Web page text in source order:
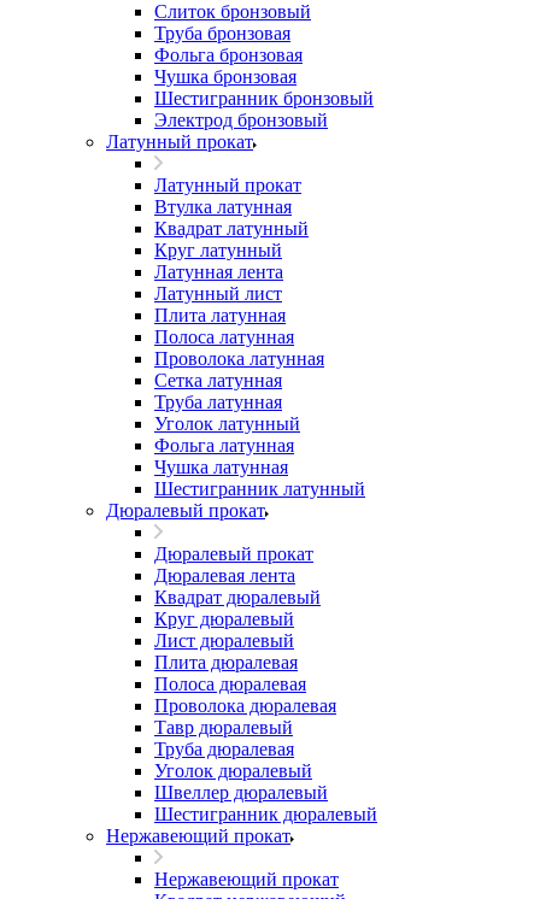
Слиток бронзовый
Труба бронзовая
Фольга бронзовая
Чушка бронзовая
Шестигранник бронзовый
Электрод бронзовый
Латунный прокат
Латунный прокат
Втулка латунная
Квадрат латунный
Круг латунный
Латунная лента
Латунный лист
Плита латунная
Полоса латунная
Проволока латунная
Сетка латунная
Труба латунная
Уголок латунный
Фольга латунная
Чушка латунная
Шестигранник латунный
Дюралевый прокат
Дюралевый прокат
Дюралевая лента
Квадрат дюралевый
Круг дюралевый
Лист дюралевый
Плита дюралевая
Полоса дюралевая
Проволока дюралевая
Тавр дюралевый
Труба дюралевая
Уголок дюралевый
Швеллер дюралевый
Шестигранник дюралевый
Нержавеющий прокат
Нержавеющий прокат